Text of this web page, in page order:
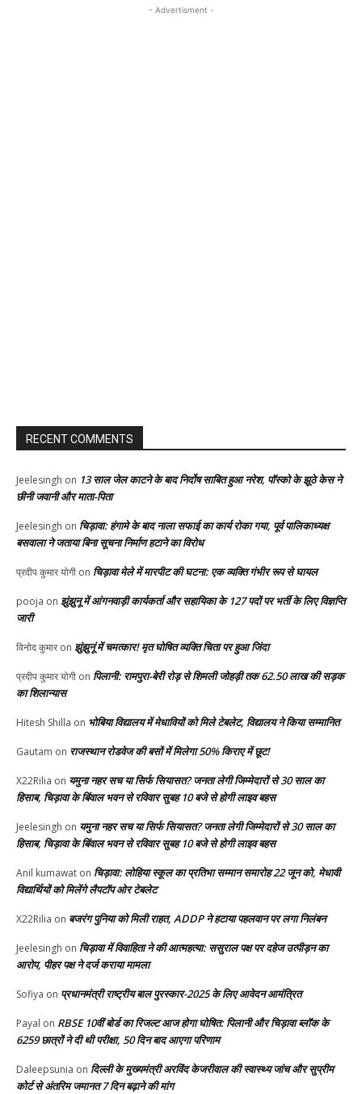
- Advertisment -
RECENT COMMENTS
Jeelesingh on 13 साल जेल काटने के बाद निर्दोष साबित हुआ नरेश, पॉस्को के झूठे केस ने
छीनी जवानी और माता-पिता
Jeelesingh on चिड़ावा: हंगामे के बाद नाला सफाई का कार्य रोका गया, पूर्व पालिकाध्यक्ष
बसवाला ने जताया बिना सूचना निर्माण हटाने का विरोध
प्रदीप कुमार योगी on चिड़ावा मेले में मारपीट की घटना: एक व्यक्ति गंभीर रूप से घायल
pooja on झुंझुनू में आंगनवाड़ी कार्यकर्ता और सहायिका के 127 पदों पर भर्ती के लिए विज्ञप्ति
जारी
विनोद कुमारon झुंझुनूं में चमत्कार! मृत घोषित व्यक्ति चिता पर हुआ जिंदा
प्रदीप कुमार योगी on पिलानी: रामपुरा-बेरी रोड़ से शिमली जोहड़ी तक 62.50 लाख की सड़क
का शिलान्यास
Hitesh Shilla on भोबिया विद्यालय में मेधावियों को मिले टेबलेट, विद्यालय ने किया सम्मानित
Gautam on राजस्थान रोडवेज की बसों में मिलेगा 50% किराए में छूट!
X22Rilia on यमुना नहर सच या सिर्फ सियासत? जनता लेगी जिम्मेदारों से 30 साल का
हिसाब, चिड़ावा के बिंवाल भवन से रविवार सुबह 10 बजे से होगी लाइव बहस
Jeelesingh on यमुना नहर सच या सिर्फ सियासत? जनता लेगी जिम्मेदारों से 30 साल का
हिसाब, चिड़ावा के बिंवाल भवन से रविवार सुबह 10 बजे से होगी लाइव बहस
Anil kumawat on चिड़ावा: लोहिया स्कूल का प्रतिभा सम्मान समारोह 22 जून को, मेधावी
विद्यार्थियों को मिलेंगे लैपटॉप ओर टेबलेट
X22Rilia on बजरंग पुनिया को मिली राहत, ADDP ने हटाया पहलवान पर लगा निलंबन
Jeelesingh on चिड़ावा में विवाहिता ने की आत्महत्या: ससुराल पक्ष पर दहेज उत्पीड़न का
आरोप, पीहर पक्ष ने दर्ज कराया मामला
Sofiya on प्रधानमंत्री राष्ट्रीय बाल पुरस्कार-2025 के लिए आवेदन आमंत्रित
Payal on RBSE 10वीं बोर्ड का रिजल्ट आज होगा घोषित: पिलानी और चिड़ावा ब्लॉक के
6259 छात्रों ने दी थी परीक्षा, 50 दिन बाद आएगा परिणाम
Daleepsunia on दिल्ली के मुख्यमंत्री अरविंद केजरीवाल की स्वास्थ्य जांच और सुप्रीम
कोर्ट से अंतरिम जमानत 7 दिन बढ़ाने की मांग